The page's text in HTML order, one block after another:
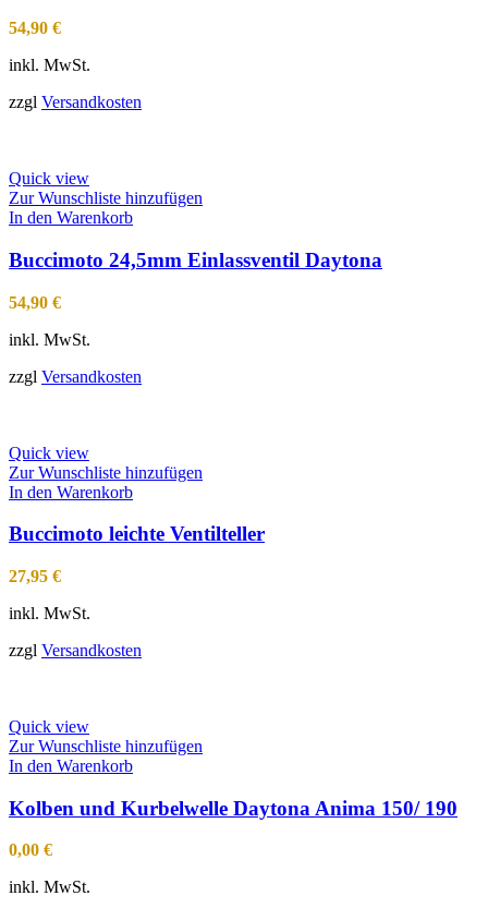
54,90 €
inkl. MwSt.
zzgl Versandkosten
Quick view
Zur Wunschliste hinzufügen
In den Warenkorb
Buccimoto 24,5mm Einlassventil Daytona
54,90 €
inkl. MwSt.
zzgl Versandkosten
Quick view
Zur Wunschliste hinzufügen
In den Warenkorb
Buccimoto leichte Ventilteller
27,95 €
inkl. MwSt.
zzgl Versandkosten
Quick view
Zur Wunschliste hinzufügen
In den Warenkorb
Kolben und Kurbelwelle Daytona Anima 150/ 190
0,00 €
inkl. MwSt.